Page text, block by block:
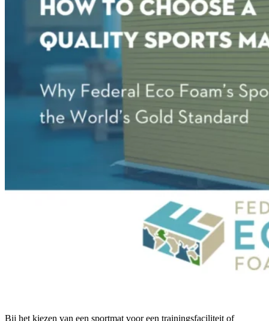
Bij het kiezen van een sportmat voor een trainingsfaciliteit of